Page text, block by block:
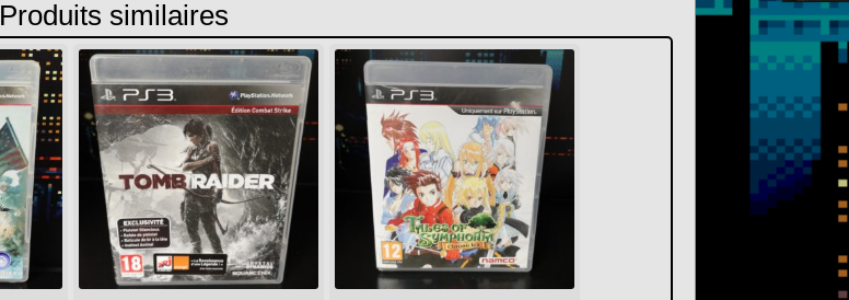
Produits similaires